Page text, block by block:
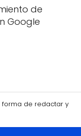
de
Google
forma de redactar y